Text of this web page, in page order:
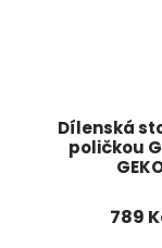
Dílenská
poličkou
789